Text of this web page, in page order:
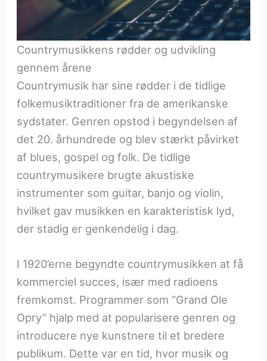
Countrymusikkens rødder og udvikling
gennem årene
Countrymusik har sine rødder i de tidlige
folkemusiktraditioner fra de amerikanske
sydstater. Genren opstod i begyndelsen af
det 20. århundrede og blev stærkt påvirket
af blues, gospel og folk. De tidlige
countrymusikere brugte akustiske
instrumenter som guitar, banjo og violin,
hvilket gav musikken en karakteristisk lyd,
der stadig er genkendelig i dag.
I 1920’erne begyndte countrymusikken at få
kommerciel succes, især med radioens
fremkomst. Programmer som “Grand Ole
Opry” hjalp med at popularisere genren og
introducere nye kunstnere til et bredere
publikum. Dette var en tid, hvor musik og